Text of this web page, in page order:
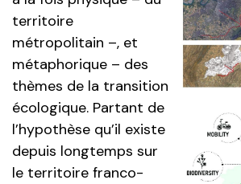
territoire
métropolitain –, et
métaphorique – des
thèmes de la transition
écologique. Partant de
l’hypothèse qu’il existe
depuis longtemps sur
le territoire franco-